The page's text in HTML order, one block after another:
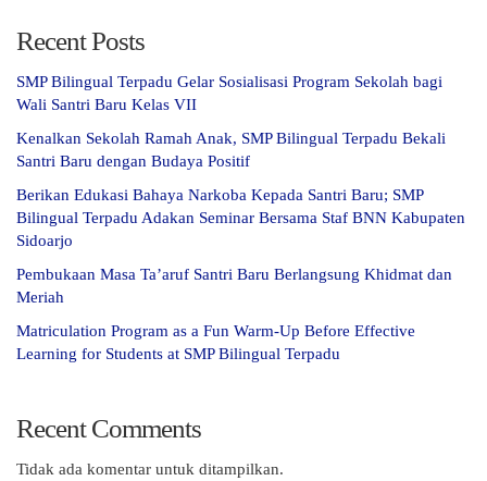
Recent Posts
SMP Bilingual Terpadu Gelar Sosialisasi Program Sekolah bagi
Wali Santri Baru Kelas VII
Kenalkan Sekolah Ramah Anak, SMP Bilingual Terpadu Bekali
Santri Baru dengan Budaya Positif
Berikan Edukasi Bahaya Narkoba Kepada Santri Baru; SMP
Bilingual Terpadu Adakan Seminar Bersama Staf BNN Kabupaten
Sidoarjo
Pembukaan Masa Ta’aruf Santri Baru Berlangsung Khidmat dan
Meriah
Matriculation Program as a Fun Warm-Up Before Effective
Learning for Students at SMP Bilingual Terpadu
Recent Comments
Tidak ada komentar untuk ditampilkan.